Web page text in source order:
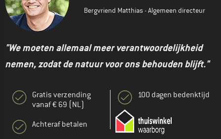
Bergvriend Matthias - Algemeen directeur
"We moeten allemaal meer verantwoordelijkheid
nemen, zodat de natuur voor ons behouden blijft."
Gratis verzending
vanaf € 69 (NL)
Achteraf betalen
100 dagen bedenktijd